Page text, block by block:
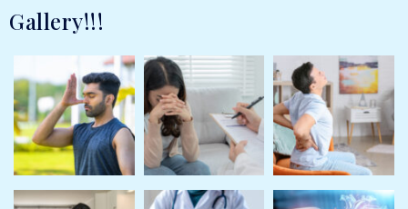
Gallery!!!